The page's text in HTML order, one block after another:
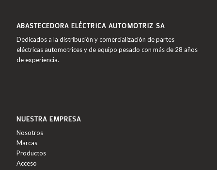
ABASTECEDORA ELÉCTRICA AUTOMOTRIZ SA
Dedicados a la distribución y comercialización de partes
eléctricas automotrices y de equipo pesado con más de 28 años
de experiencia.
NUESTRA EMPRESA
Nosotros
Marcas
Productos
Acceso